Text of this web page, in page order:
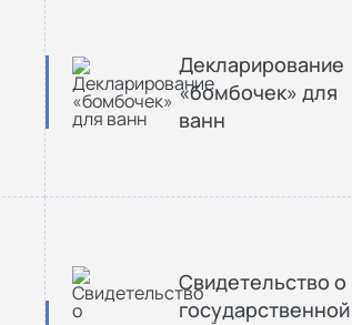
Декларирование
«бомбочек» для
ванн
Свидетельство о
государственной